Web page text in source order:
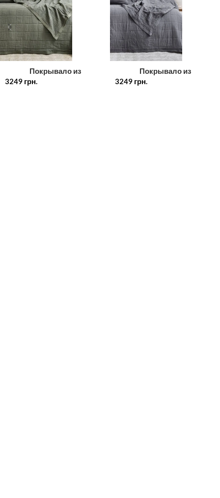
Покрывало из
двустороннего муслина с
3249 грн.
Покрывало из
двустороннего муслина с
3249 грн.